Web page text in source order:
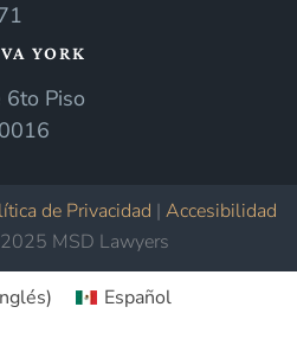
YORK
Piso
de Privacidad | Accesibilidad
MSD Lawyers
) Español